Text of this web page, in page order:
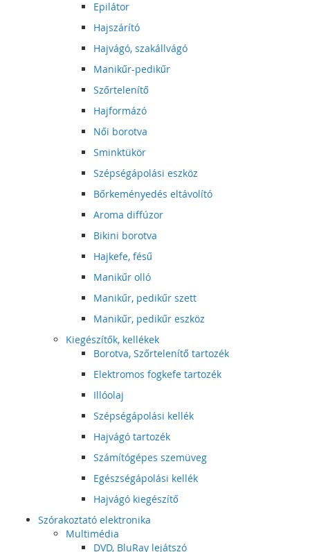
Epilátor
Hajszárító
Hajvágó, szakállvágó
Manikűr-pedikűr
Szőrtelenítő
Hajformázó
Női borotva
Sminktükör
Szépségápolási eszköz
Bőrkeményedés eltávolító
Aroma diffúzor
Bikini borotva
Hajkefe, fésű
Manikűr olló
Manikűr, pedikűr szett
Manikűr, pedikűr eszköz
Kiegészítők, kellékek
Borotva, Szőrtelenítő tartozék
Elektromos fogkefe tartozék
Illóolaj
Szépségápolási kellék
Hajvágó tartozék
Számítógépes szemüveg
Egészségápolási kellék
Hajvágó kiegészítő
Szórakoztató elektronika
Multimédia
DVD, BluRay lejátszó